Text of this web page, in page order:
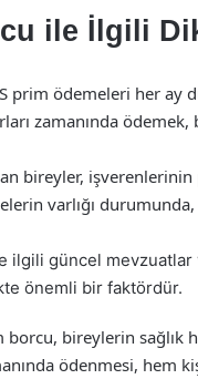
ile İlgili
prim ödemeleri her ay
zamanında
bireyler,
varlığı
ilgili güncel
önemli bir faktördür.
borcu, bireylerin
ödenmesi, hem